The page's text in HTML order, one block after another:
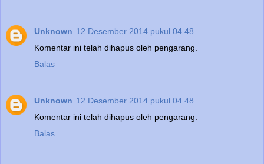
Unknown 12 Desember 2014 pukul 04.48
Komentar ini telah dihapus oleh pengarang.
Balas
Unknown 12 Desember 2014 pukul 04.48
Komentar ini telah dihapus oleh pengarang.
Balas